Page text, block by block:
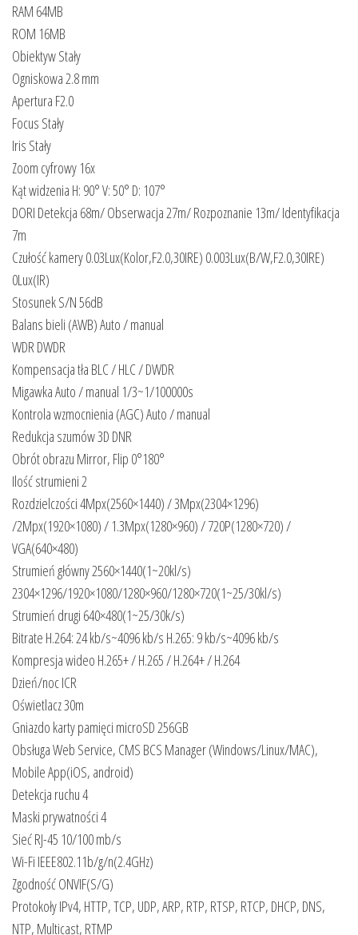
RAM 64MB
ROM 16MB
Obiektyw Stały
Ogniskowa 2.8 mm
Apertura F2.0
Focus Stały
Iris Stały
Zoom cyfrowy 16x
Kąt widzenia H: 90° V: 50° D: 107°
DORI Detekcja 68m/ Obserwacja 27m/ Rozpoznanie 13m/ Identyfikacja
7m
Czułość kamery 0.03Lux(Kolor,F2.0,30IRE) 0.003Lux(B/W,F2.0,30IRE)
0Lux(IR)
Stosunek S/N 56dB
Balans bieli (AWB) Auto / manual
WDR DWDR
Kompensacja tła BLC / HLC / DWDR
Migawka Auto / manual 1/3~1/100000s
Kontrola wzmocnienia (AGC) Auto / manual
Redukcja szumów 3D DNR
Obrót obrazu Mirror, Flip 0°180°
Ilość strumieni 2
Rozdzielczości 4Mpx(2560×1440) / 3Mpx(2304×1296)
/2Mpx(1920×1080) / 1.3Mpx(1280×960) / 720P(1280×720) /
VGA(640×480)
Strumień główny 2560×1440(1~20kl/s)
2304×1296/1920×1080/1280×960/1280×720(1~25/30kl/s)
Strumień drugi 640×480(1~25/30k/s)
Bitrate H.264: 24 kb/s~4096 kb/s H.265: 9 kb/s~4096 kb/s
Kompresja wideo H.265+ / H.265 / H.264+ / H.264
Dzień/noc ICR
Oświetlacz 30m
Gniazdo karty pamięci microSD 256GB
Obsługa Web Service, CMS BCS Manager (Windows/Linux/MAC),
Mobile App(iOS, android)
Detekcja ruchu 4
Maski prywatności 4
Sieć RJ-45 10/100 mb/s
Wi-Fi IEEE802.11b/g/n(2.4GHz)
Zgodność ONVIF(S/G)
Protokoły IPv4, HTTP, TCP, UDP, ARP, RTP, RTSP, RTCP, DHCP, DNS,
NTP, Multicast, RTMP